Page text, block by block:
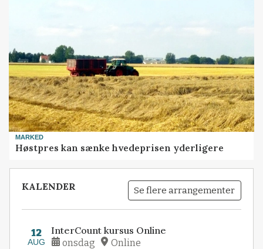
MARKED
Høstpres kan sænke hvedeprisen yderligere
KALENDER Se flere arrangementer
12
AUG
InterCount kursus Online
onsdag Online